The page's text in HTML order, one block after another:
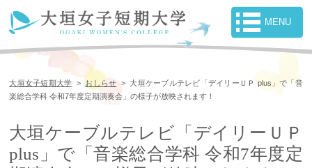
大垣女子短期大学 > おしらせ >大垣ケーブルテレビ「デイリーＵＰ plus」で「音
楽総合学科 令和7年度定期演奏会」の様子が放映されます！
大垣ケーブルテレビ「デイリーＵＰ
plus」で「音楽総合学科 令和7年度定